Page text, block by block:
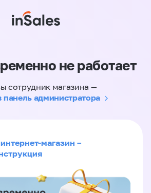
не работает
сотрудник магазина —
панель администратора
магазин –